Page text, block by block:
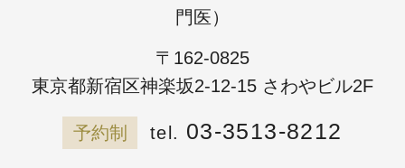
門医）
〒162-0825
東京都新宿区神楽坂2-12-15 さわやビル2F
予約制 03-3513-8212